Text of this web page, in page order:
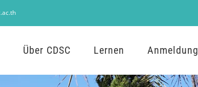
Über CDSC Lernen Anmeldung